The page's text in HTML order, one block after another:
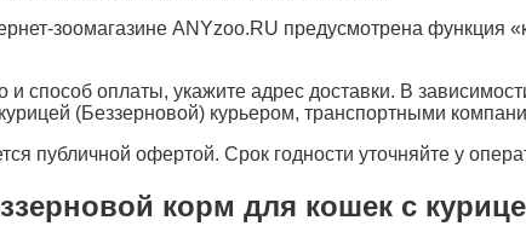
зоомагазине ANYzoo.RU предусмотрена функция
и способ оплаты, укажите адрес доставки. В
(Беззерновой) курьером, транспортными
публичной офертой. Срок годности уточняйте у
корм для кошек с